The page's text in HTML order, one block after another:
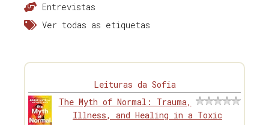
Entrevistas
Ver todas as etiquetas
Leituras da Sofia
The Myth of Normal: Trauma,
Illness, and Healing in a Toxic